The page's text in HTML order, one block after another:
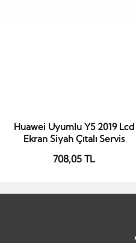
Sepete Ekle
Huawei Uyumlu Y5 2019 Lcd
Ekran Siyah Çıtalı Servis
708,05 TL